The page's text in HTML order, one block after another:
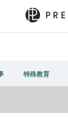
特殊教育